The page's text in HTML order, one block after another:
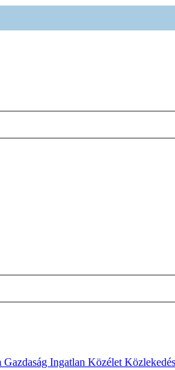
Gazdaság Ingatlan Közélet Közlekedés